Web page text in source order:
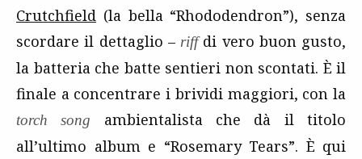
Crutchfield (la bella “Rhododendron”), senza
scordare il dettaglio – riffdi vero buon gusto,
la batteria che batte sentieri non scontati. È il
finale a concentrare i brividi maggiori, con la
torch song
ambientalista che dà il titolo
all’ultimo album e “Rosemary Tears”. È qui